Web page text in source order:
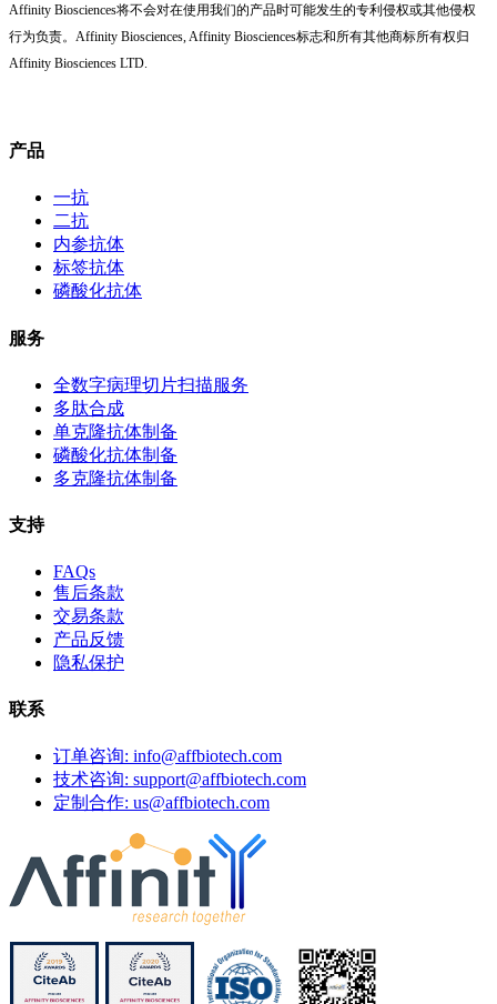
Affinity Biosciences将不会对在使用我们的产品时可能发生的专利侵权或其他侵权
行为负责。Affinity Biosciences, Affinity Biosciences标志和所有其他商标所有权归
Affinity Biosciences LTD.
产品
一抗
二抗
内参抗体
标签抗体
磷酸化抗体
服务
全数字病理切片扫描服务
多肽合成
单克隆抗体制备
磷酸化抗体制备
多克隆抗体制备
支持
FAQs
售后条款
交易条款
产品反馈
隐私保护
联系
订单咨询: info@affbiotech.com
技术咨询: support@affbiotech.com
定制合作: us@affbiotech.com